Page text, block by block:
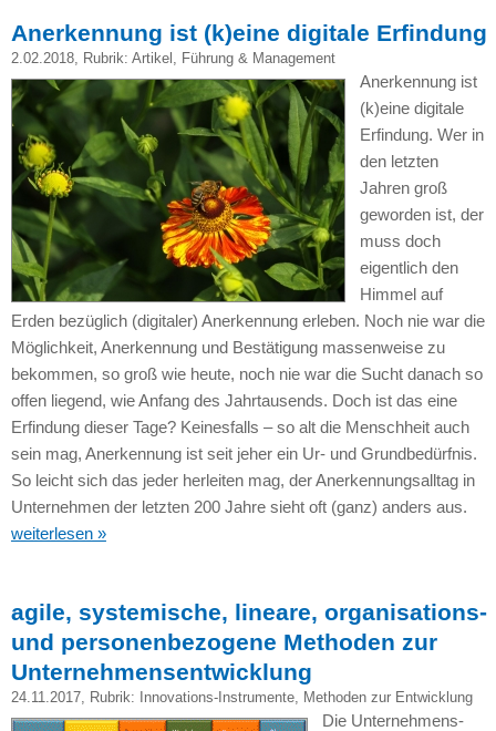
Anerkennung ist (k)eine digitale Erfindung
2.02.2018, Rubrik: Artikel Führung & Management
Anerkennung ist
(k)eine digitale
Erfindung. Wer in
den letzten
Jahren groß
geworden ist, der
muss doch
eigentlich den
Himmel auf
Erden bezüglich (digitaler) Anerkennung erleben. Noch nie war die
Möglichkeit, Anerkennung und Bestätigung massenweise zu
bekommen, so groß wie heute, noch nie war die Sucht danach so
offen liegend, wie Anfang des Jahrtausends. Doch ist das eine
Erfindung dieser Tage? Keinesfalls – so alt die Menschheit auch
sein mag, Anerkennung ist seit jeher ein Ur- und Grundbedürfnis.
So leicht sich das jeder herleiten mag, der Anerkennungsalltag in
Unternehmen der letzten 200 Jahre sieht oft (ganz) anders aus.
weiterlesen »
agile, systemische, lineare, organisations-
und personenbezogene Methoden zur
Unternehmensentwicklung
24.11.2017, Rubrik: Innovations-Instrumente, Methoden zur Entwicklung
Die Unternehmens-